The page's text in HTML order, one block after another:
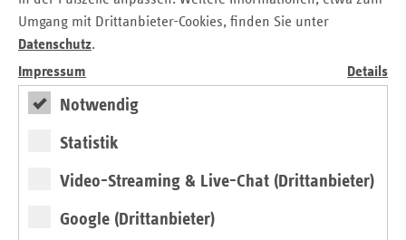
Umgang mit Drittanbieter-Cookies, finden Sie unter
Datenschutz.
Impressum
Details
Notwendig
Statistik
Video-Streaming & Live-Chat (Drittanbieter)
Google (Drittanbieter)
Medizinprodukte (BfArM) entscheidet im Fast-Track-
Verfahren im Alleingang, ob eine App in das Verzeichnis
neue Art des Zulassungsverfahrens zwar den Vorteil einer
schnellen Zulassung mit sich bringt, die Qualität der
Einbindung der gemeinsamen Selbstverwaltung in den
Krankenkassen und Leistungserbringenden und steigert
dadurch die Akzeptanz von DiGA. Die Einbindung sollte aus
Sicht der Ersatzkassen insbesondere für DiGA der